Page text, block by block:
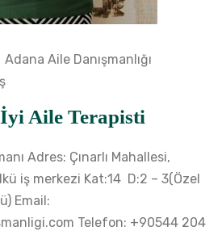
Adana Aile Danışmanlığı
İyi Aile Terapisti
Adres: Çınarlı Mahallesi,
iş merkezi Kat:14 D:2 – 3(Özel
Email:
Telefon: +90544 204